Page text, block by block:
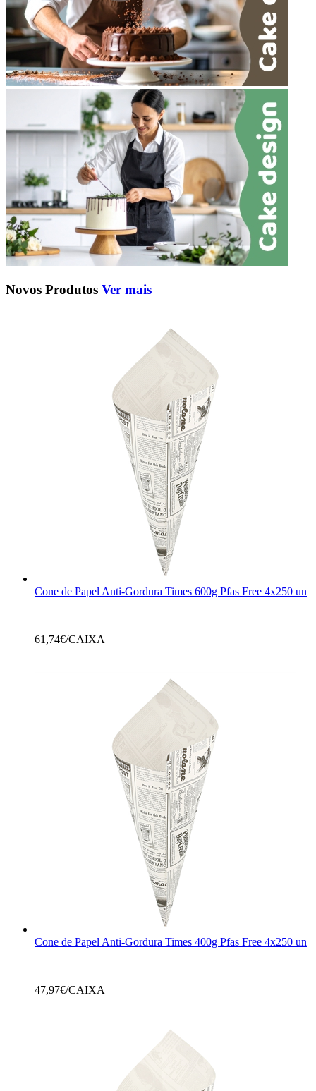
Novos Produtos Ver mais
Cone de Papel Anti-Gordura Times 600g Pfas Free 4x250 un
61,74€/CAIXA
Cone de Papel Anti-Gordura Times 400g Pfas Free 4x250 un
47,97€/CAIXA